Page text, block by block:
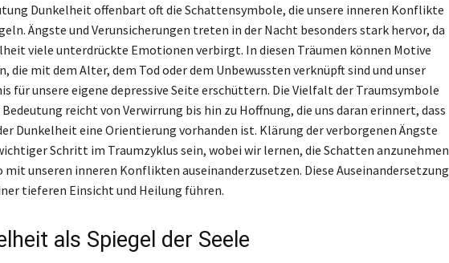
Dunkelheit offenbart oft die Schattensymbole, die unsere inneren Konflikte
Ängste und Verunsicherungen treten in der Nacht besonders stark hervor, da
viele unterdrückte Emotionen verbirgt. In diesen Träumen können Motive
die mit dem Alter, dem Tod oder dem Unbewussten verknüpft sind und unser
für unsere eigene depressive Seite erschüttern. Die Vielfalt der Traumsymbole
Bedeutung reicht von Verwirrung bis hin zu Hoffnung, die uns daran erinnert, dass
Dunkelheit eine Orientierung vorhanden ist. Klärung der verborgenen Ängste
Schritt im Traumzyklus sein, wobei wir lernen, die Schatten anzunehmen
mit unseren inneren Konflikten auseinanderzusetzen. Diese Auseinandersetzung
tieferen Einsicht und Heilung führen.
als Spiegel der Seele